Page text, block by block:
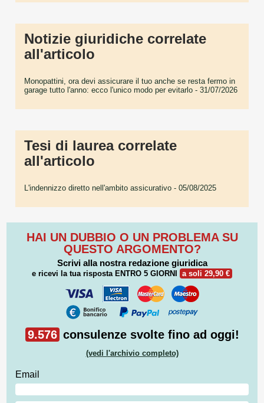
Notizie giuridiche correlate
all'articolo
Monopattini, ora devi assicurare il tuo anche se resta fermo in
garage tutto l'anno: ecco l'unico modo per evitarlo - 31/07/2026
Tesi di laurea correlate
all'articolo
L'indennizzo diretto nell'ambito assicurativo - 05/08/2025
HAI UN DUBBIO O UN PROBLEMA SU
QUESTO ARGOMENTO?
Scrivi alla nostra redazione giuridica
e ricevi la tua risposta ENTRO 5 GIORNI a soli 29,90 €
9.576 consulenze svolte fino ad oggi!
(vedi l'archivio completo)
Email